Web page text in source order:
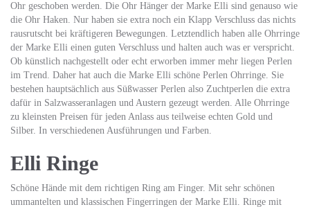
Ohr geschoben werden. Die Ohr Hänger der Marke Elli sind genauso wie
die Ohr Haken. Nur haben sie extra noch ein Klapp Verschluss das nichts
rausrutscht bei kräftigeren Bewegungen. Letztendlich haben alle Ohrringe
der Marke Elli einen guten Verschluss und halten auch was er verspricht.
Ob künstlich nachgestellt oder echt erworben immer mehr liegen Perlen
im Trend. Daher hat auch die Marke Elli schöne Perlen Ohrringe. Sie
bestehen hauptsächlich aus Süßwasser Perlen also Zuchtperlen die extra
dafür in Salzwasseranlagen und Austern gezeugt werden. Alle Ohrringe
zu kleinsten Preisen für jeden Anlass aus teilweise echten Gold und
Silber. In verschiedenen Ausführungen und Farben.
Elli Ringe
Schöne Hände mit dem richtigen Ring am Finger. Mit sehr schönen
ummantelten und klassischen Fingerringen der Marke Elli. Ringe mit